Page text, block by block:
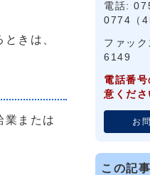
きは、
または
電話:
0774（
ファッ
6149
電話番
意くださ
お
この記